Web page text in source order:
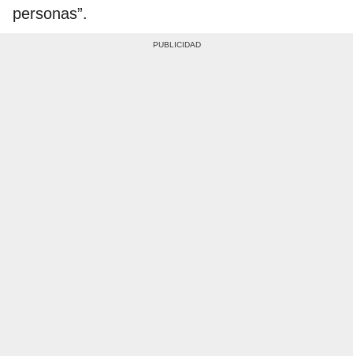
personas”.